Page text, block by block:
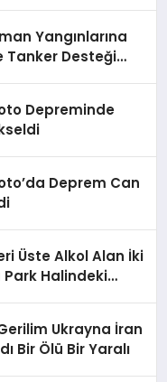
Yangınlarına
Tanker Desteği
Depreminde
Deprem Can
Üste Alkol Alan İki
Park Halindeki
Ukrayna İran
Bir Ölü Bir Yaralı